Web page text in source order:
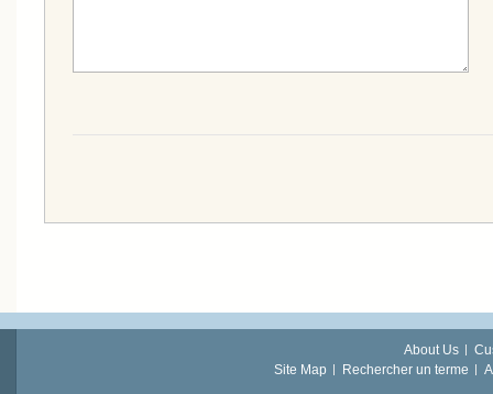
About Us
Site Map
Rechercher un terme